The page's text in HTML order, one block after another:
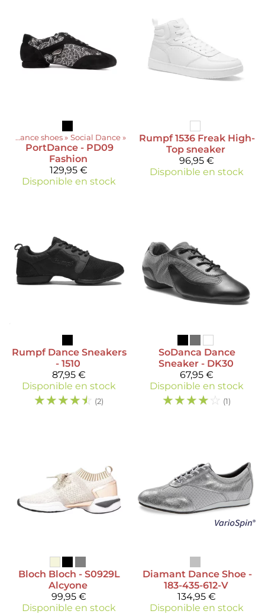
Dance shoes ‪» Social Dance ‪»
PortDance - PD09
Fashion
129,95 €
Disponible en stock
Rumpf 1536 Freak High-
Top sneaker
96,95 €
Disponible en stock
Rumpf Dance Sneakers
- 1510
87,95 €
Disponible en stock
☆☆☆☆☆ (2)
SoDanca Dance
Sneaker - DK30
67,95 €
Disponible en stock
☆☆☆☆☆ (1)
Bloch Bloch - S0929L
Alcyone
99,95 €
Disponible en stock
Diamant Dance Shoe -
183-435-612-V
134,95 €
Disponible en stock